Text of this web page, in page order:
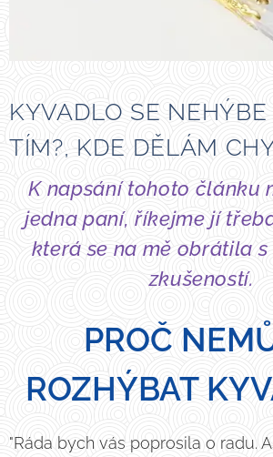
KYVADLO SE NEHÝBE
TÍM?, KDE DĚLÁM
K napsání tohoto článku
jedna paní, říkejme jí
která se na mě obrátila
zkušeností.
PROČ
ROZHÝBAT
"Ráda bych vás poprosila o radu.